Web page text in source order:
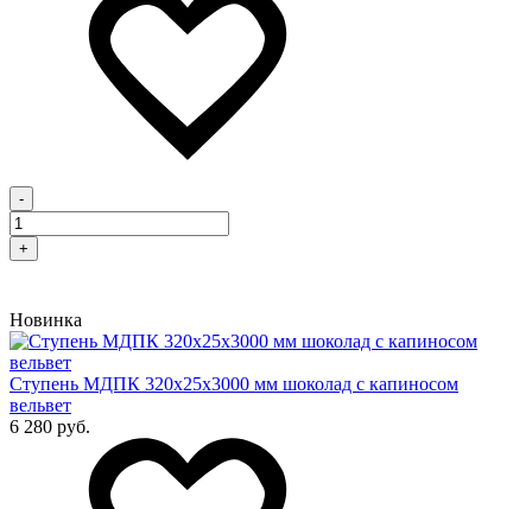
-
+
Новинка
Cтупень МДПК 320х25х3000 мм шоколад с капиносом
вельвет
6 280 руб.